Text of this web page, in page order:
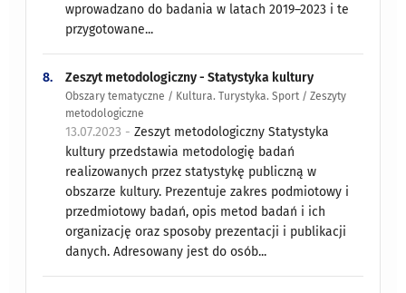
wprowadzano do badania w latach 2019–2023 i te
przygotowane...
8. Zeszyt metodologiczny - Statystyka kultury
Obszary tematyczne / Kultura. Turystyka. Sport / Zeszyty
metodologiczne
13.07.2023 -Zeszyt metodologiczny Statystyka
kultury przedstawia metodologię badań
realizowanych przez statystykę publiczną w
obszarze kultury. Prezentuje zakres podmiotowy i
przedmiotowy badań, opis metod badań i ich
organizację oraz sposoby prezentacji i publikacji
danych. Adresowany jest do osób...